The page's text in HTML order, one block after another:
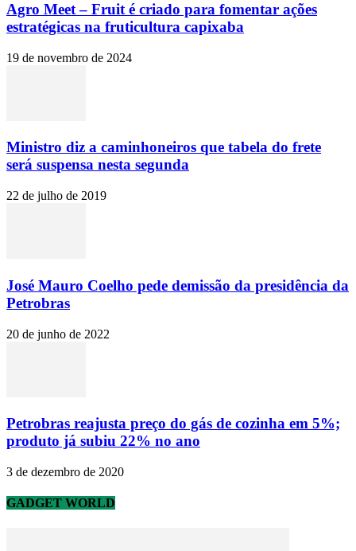
Agro Meet – Fruit é criado para fomentar ações
estratégicas na fruticultura capixaba
19 de novembro de 2024
Ministro diz a caminhoneiros que tabela do frete
será suspensa nesta segunda
22 de julho de 2019
José Mauro Coelho pede demissão da presidência da
Petrobras
20 de junho de 2022
Petrobras reajusta preço do gás de cozinha em 5%;
produto já subiu 22% no ano
3 de dezembro de 2020
GADGET WORLD